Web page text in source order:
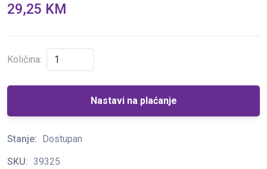
29,25 KM
Količina:
Nastavi na plaćanje
Stanje: Dostupan
SKU: 39325